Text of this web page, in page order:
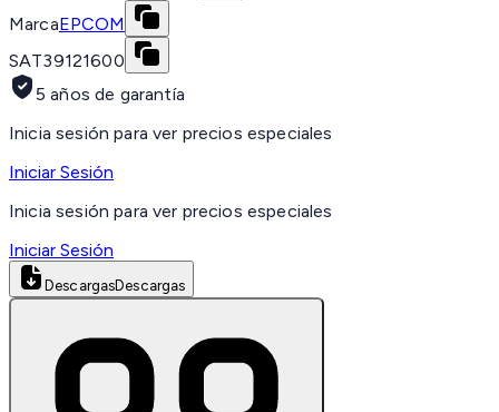
MarcaEPCOM
SAT39121600
5 años de garantía
Inicia sesión para ver precios especiales
Iniciar Sesión
Inicia sesión para ver precios especiales
Iniciar Sesión
DescargasDescargas